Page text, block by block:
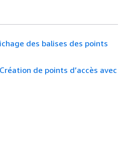
des balises des points
Création de points d’accès avec